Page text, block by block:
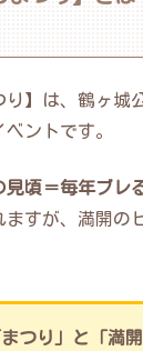
り】は、鶴ヶ城
ントです。
見頃＝毎年ブレ
ますが、満開の
つり」と「満